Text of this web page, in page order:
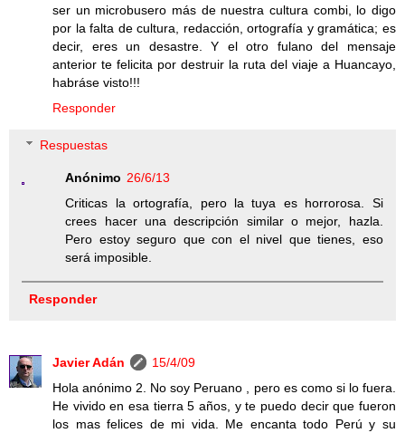
ser un microbusero más de nuestra cultura combi, lo digo
por la falta de cultura, redacción, ortografía y gramática; es
decir, eres un desastre. Y el otro fulano del mensaje
anterior te felicita por destruir la ruta del viaje a Huancayo,
habráse visto!!!
Responder
Respuestas
Anónimo 26/6/13
Criticas la ortografía, pero la tuya es horrorosa. Si
crees hacer una descripción similar o mejor, hazla.
Pero estoy seguro que con el nivel que tienes, eso
será imposible.
Responder
Javier Adán
15/4/09
Hola anónimo 2. No soy Peruano , pero es como si lo fuera.
He vivido en esa tierra 5 años, y te puedo decir que fueron
los mas felices de mi vida. Me encanta todo Perú y su